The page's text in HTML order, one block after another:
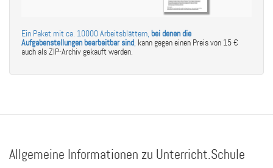
Ein Paket mit ca. 10000 Arbeitsblättern, bei denen die
Aufgabenstellungen bearbeitbar sind, kann gegen einen Preis von 15 €
auch als ZIP-Archiv gekauft werden.
Allgemeine Informationen zu Unterricht.Schule